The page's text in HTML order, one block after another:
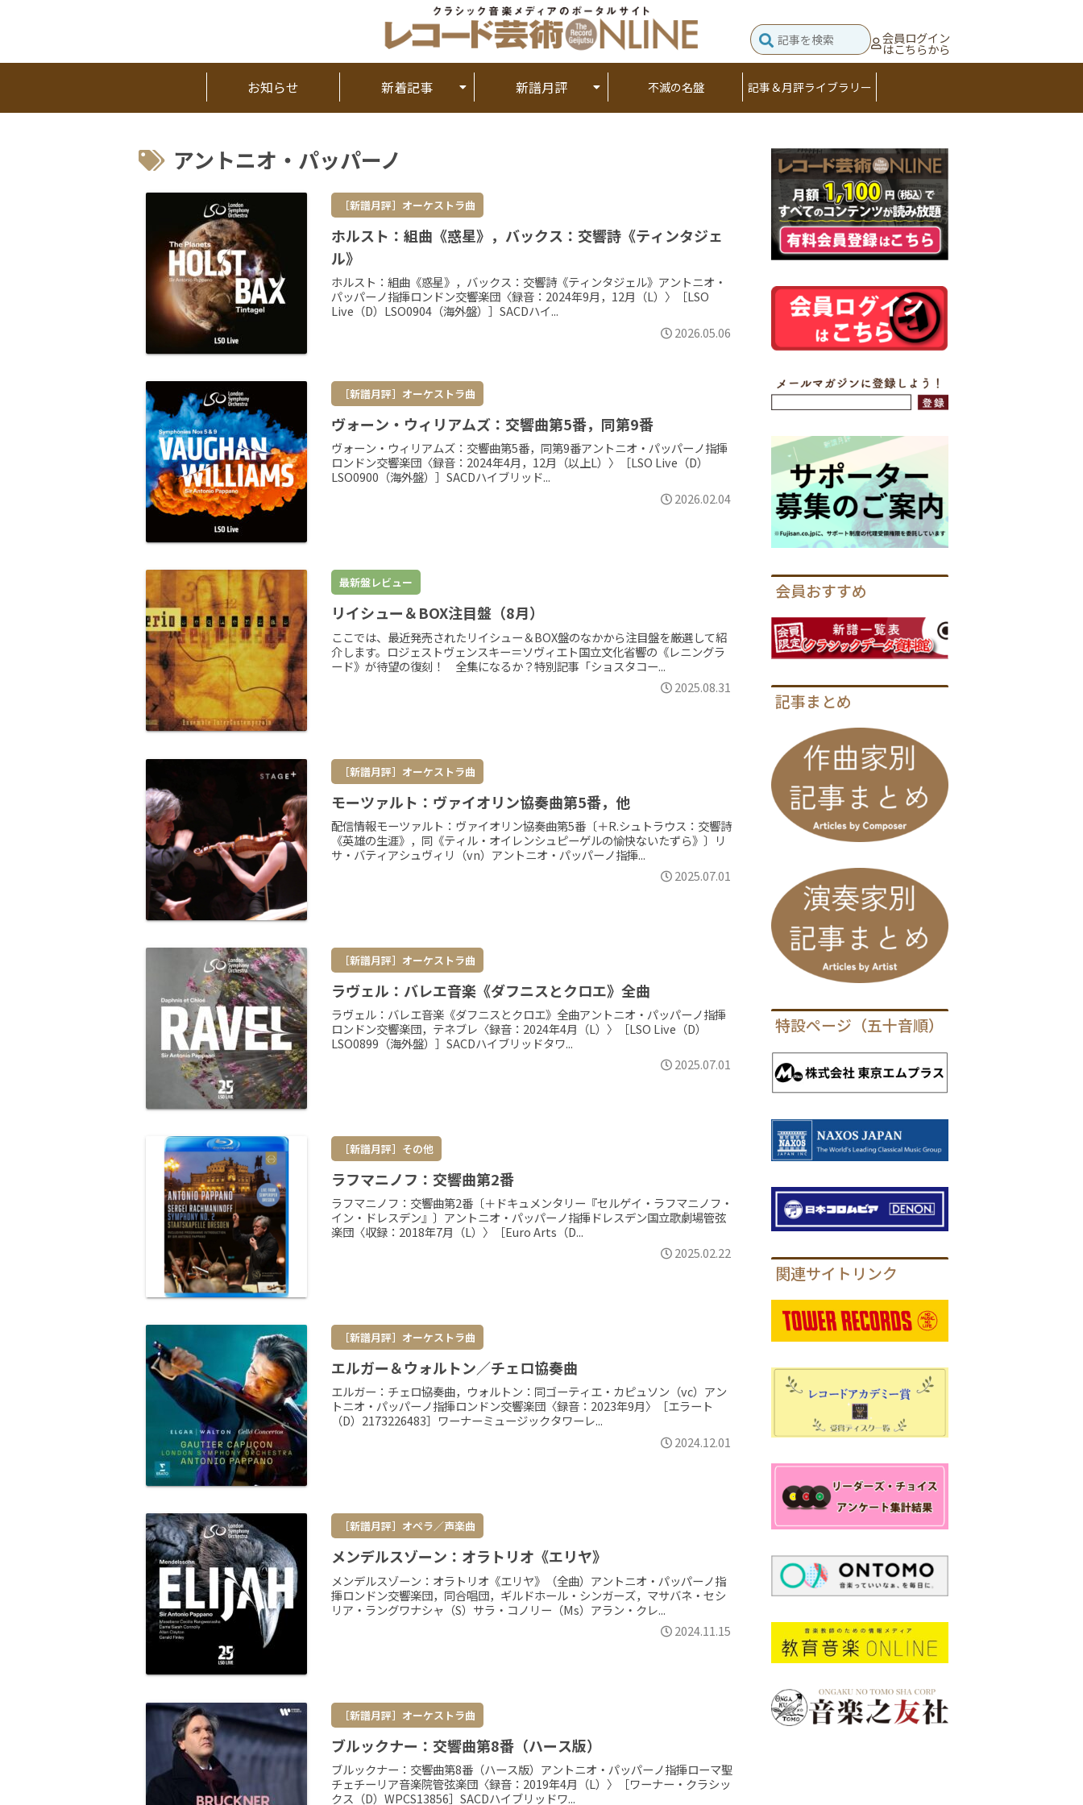
会員ログイン
はこちらから
お知らせ 新着記事 新譜月評 不滅の名盤 記事＆月評ライブラリー
アントニオ・パッパーノ
［新譜月評］オーケストラ曲
ホルスト：組曲《惑星》，バックス：交響詩《ティンタジェ
ル》
ホルスト：組曲《惑星》，バックス：交響詩《ティンタジェル》アントニオ・
パッパーノ指揮ロンドン交響楽団〈録音：2024年9月，12月（L）〉［LSO
Live（D）LSO0904（海外盤）］SACDハイ...
2026.05.06
［新譜月評］オーケストラ曲
ヴォーン・ウィリアムズ：交響曲第5番，同第9番
ヴォーン・ウィリアムズ：交響曲第5番，同第9番アントニオ・パッパーノ指揮
ロンドン交響楽団〈録音：2024年4月，12月（以上L）〉［LSO Live（D）
LSO0900（海外盤）］SACDハイブリッド...
2026.02.04
最新盤レビュー
リイシュー＆BOX注目盤（8月）
ここでは、最近発売されたリイシュー＆BOX盤のなかから注目盤を厳選して紹
介します。ロジェストヴェンスキー＝ソヴィエト国立文化省響の《レニングラ
ード》が待望の復刻！ 全集になるか？特別記事「ショスタコー...
2025.08.31
［新譜月評］オーケストラ曲
モーツァルト：ヴァイオリン協奏曲第5番，他
配信情報モーツァルト：ヴァイオリン協奏曲第5番〔＋R.シュトラウス：交響詩
《英雄の生涯》，同《ティル・オイレンシュピーゲルの愉快ないたずら》〕リ
サ・バティアシュヴィリ（vn）アントニオ・パッパーノ指揮...
2025.07.01
［新譜月評］オーケストラ曲
ラヴェル：バレエ音楽《ダフニスとクロエ》全曲
ラヴェル：バレエ音楽《ダフニスとクロエ》全曲アントニオ・パッパーノ指揮
ロンドン交響楽団，テネブレ〈録音：2024年4月（L）〉［LSO Live（D）
LSO0899（海外盤）］SACDハイブリッドタワ...
2025.07.01
［新譜月評］その他
ラフマニノフ：交響曲第2番
ラフマニノフ：交響曲第2番〔＋ドキュメンタリー『セルゲイ・ラフマニノフ・
イン・ドレスデン』〕アントニオ・パッパーノ指揮ドレスデン国立歌劇場管弦
楽団〈収録：2018年7月（L）〉［Euro Arts（D...
2025.02.22
［新譜月評］オーケストラ曲
エルガー＆ウォルトン／チェロ協奏曲
エルガー：チェロ協奏曲，ウォルトン：同ゴーティエ・カピュソン（vc）アン
トニオ・パッパーノ指揮ロンドン交響楽団〈録音：2023年9月〉［エラート
（D）2173226483］ワーナーミュージックタワーレ...
2024.12.01
［新譜月評］オペラ／声楽曲
メンデルスゾーン：オラトリオ《エリヤ》
メンデルスゾーン：オラトリオ《エリヤ》（全曲）アントニオ・パッパーノ指
揮ロンドン交響楽団，同合唱団，ギルドホール・シンガーズ，マサバネ・セシ
リア・ラングワナシャ（S）サラ・コノリー（Ms）アラン・クレ...
2024.11.15
［新譜月評］オーケストラ曲
ブルックナー：交響曲第8番（ハース版）
ブルックナー：交響曲第8番（ハース版）アントニオ・パッパーノ指揮ローマ聖
チェチーリア音楽院管弦楽団〈録音：2019年4月（L）〉［ワーナー・クラシッ
クス（D）WPCS13856］SACDハイブリッドワ...
会員おすすめ
記事まとめ
特設ページ（五十音順）
関連サイトリンク